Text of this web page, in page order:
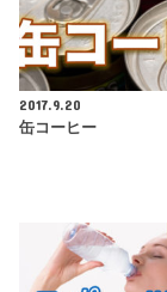
2017.9.20
缶コーヒー